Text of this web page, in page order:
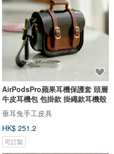
AirPodsPro蘋果耳機保護套 頭層
牛皮耳機包 包掛款 掛繩款耳機殼
垂耳兔手工皮具
HK$ 251.2
可訂製